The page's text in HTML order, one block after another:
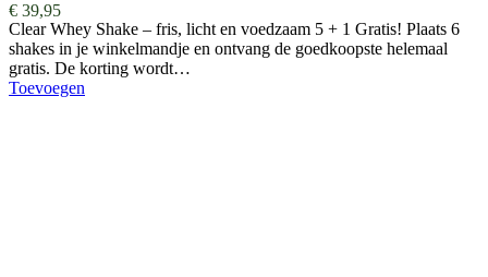
€ 39,95
Clear Whey Shake – fris, licht en voedzaam 5 + 1 Gratis! Plaats 6
shakes in je winkelmandje en ontvang de goedkoopste helemaal
gratis. De korting wordt…
Toevoegen